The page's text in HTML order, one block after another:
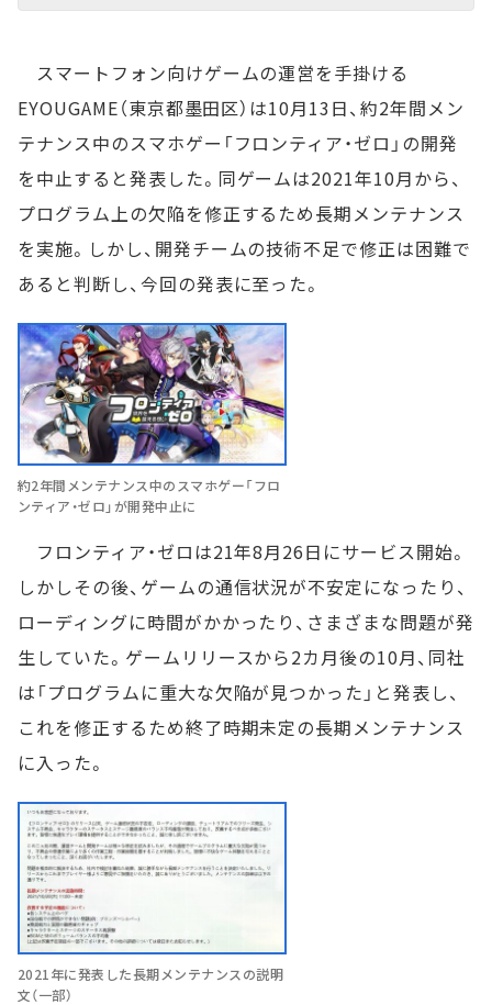
スマートフォン向けゲームの運営を手掛ける
EYOUGAME（東京都墨田区）は10月13日、約2年間メン
テナンス中のスマホゲー「フロンティア・ゼロ」の開発
を中止すると発表した。同ゲームは2021年10月から、
プログラム上の欠陥を修正するため長期メンテナンス
を実施。しかし、開発チームの技術不足で修正は困難で
あると判断し、今回の発表に至った。
約2年間メンテナンス中のスマホゲー「フロ
ンティア・ゼロ」が開発中止に
フロンティア・ゼロは21年8月26日にサービス開始。
しかしその後、ゲームの通信状況が不安定になったり、
ローディングに時間がかかったり、さまざまな問題が発
生していた。ゲームリリースから2カ月後の10月、同社
は「プログラムに重大な欠陥が見つかった」と発表し、
これを修正するため終了時期未定の長期メンテナンス
に入った。
2021年に発表した長期メンテナンスの説明
文（一部）